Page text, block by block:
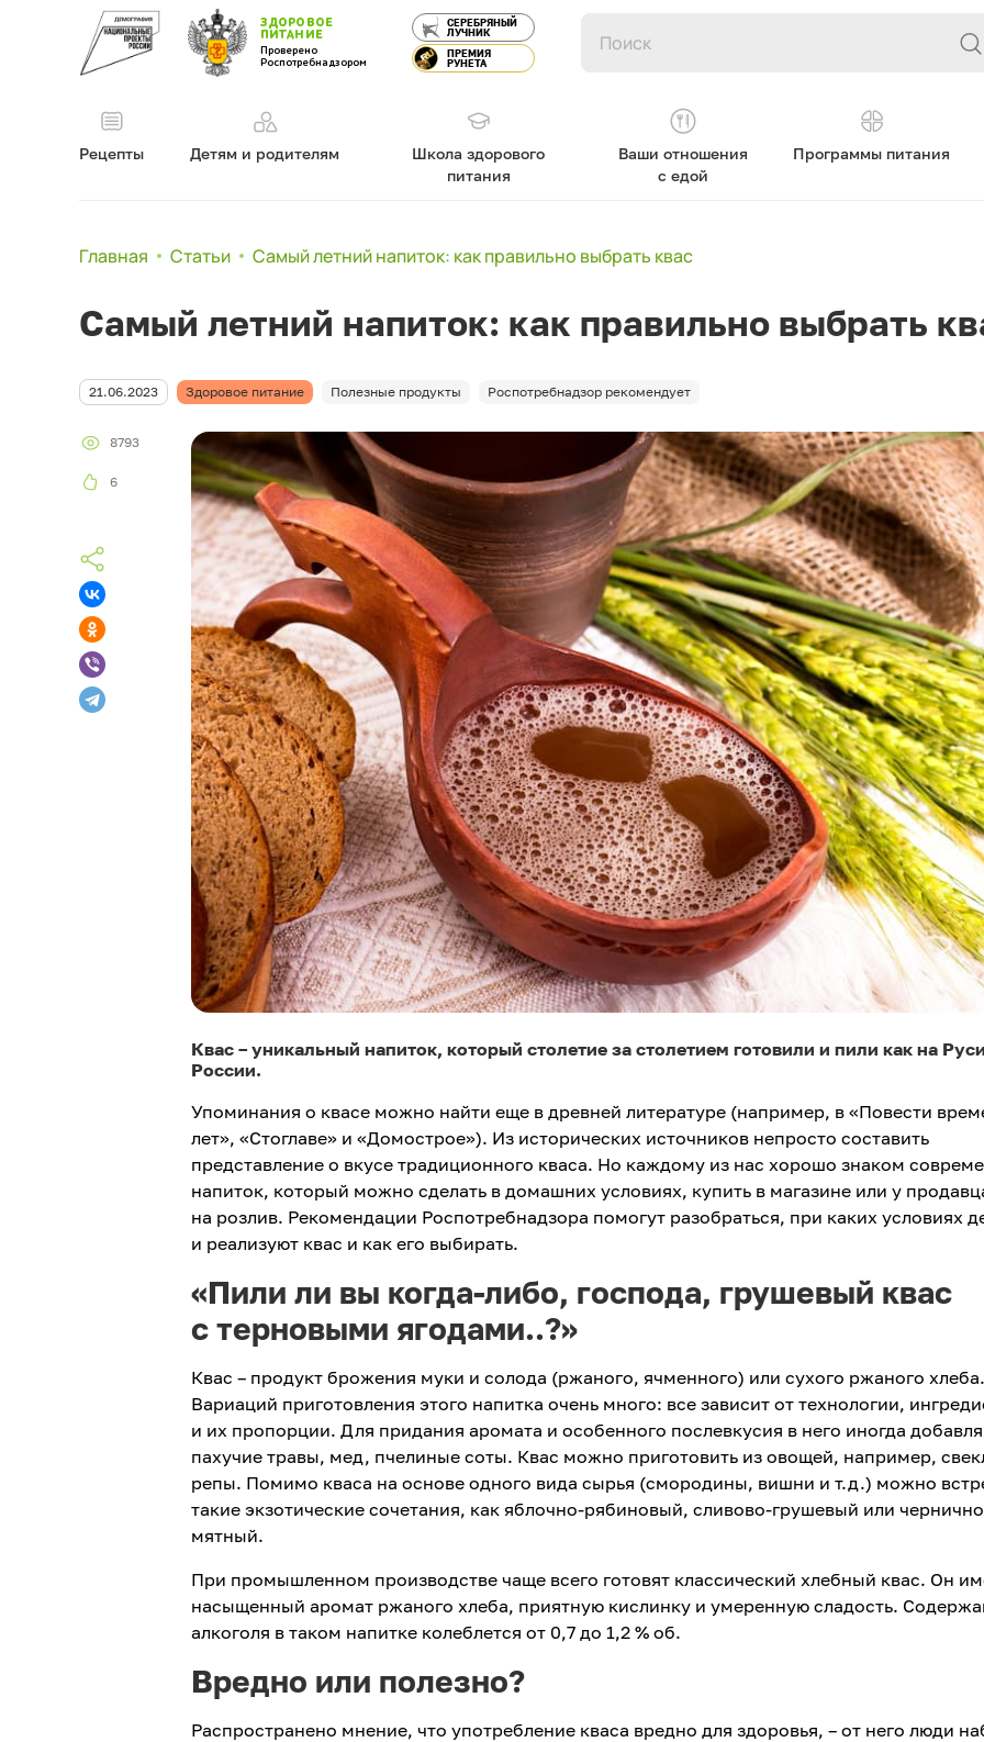
ЗДОРОВОЕ
ПИТАНИЕ
Проверено
Роспотребнадзором
СЕРЕБРЯНЫЙ
ЛУЧНИК
ПРЕМИЯ
РУНЕТА
Рецепты Детям и родителям
Школа здорового
питания
Ваши отношения
с едой
Программы питания
Главная Статьи Самый летний напиток: как правильно выбрать квас
Самый летний напиток: как правильно выбрать
21.06.2023 Здоровое питание Полезные продукты Роспотребнадзор рекомендует
8793
6
Квас – уникальный напиток, который столетие за столетием готовили и пили как на
России.
Упоминания о квасе можно найти еще в древней литературе (например, в «Повести
лет», «Стоглаве» и «Домострое»). Из исторических источников непросто составить
представление о вкусе традиционного кваса. Но каждому из нас хорошо знаком
напиток, который можно сделать в домашних условиях, купить в магазине или у
на розлив. Рекомендации Роспотребнадзора помогут разобраться, при каких условиях
и реализуют квас и как его выбирать.
«Пили ли вы когда-либо, господа, грушевый квас
с терновыми ягодами..?»
Квас – продукт брожения муки и солода (ржаного, ячменного) или сухого ржаного хлеба.
Вариаций приготовления этого напитка очень много: все зависит от технологии,
и их пропорции. Для придания аромата и особенного послевкусия в него иногда
пахучие травы, мед, пчелиные соты. Квас можно приготовить из овощей, например,
репы. Помимо кваса на основе одного вида сырья (смородины, вишни и т.д.) можно
такие экзотические сочетания, как яблочно-рябиновый, сливово-грушевый или
мятный.
При промышленном производстве чаще всего готовят классический хлебный квас. Он
насыщенный аромат ржаного хлеба, приятную кислинку и умеренную сладость.
алкоголя в таком напитке колеблется от 0,7 до 1,2 % об.
Вредно или полезно?
Распространено мнение, что употребление кваса вредно для здоровья, – от него люди